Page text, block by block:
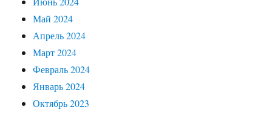
Май 2024
Апрель 2024
Март 2024
Февраль 2024
Январь 2024
Октябрь 2023